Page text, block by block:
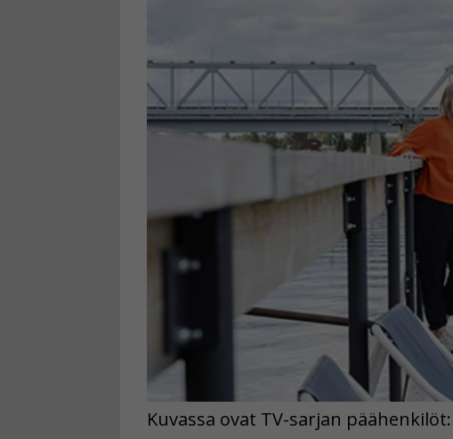
Kuvassa ovat TV-sarjan